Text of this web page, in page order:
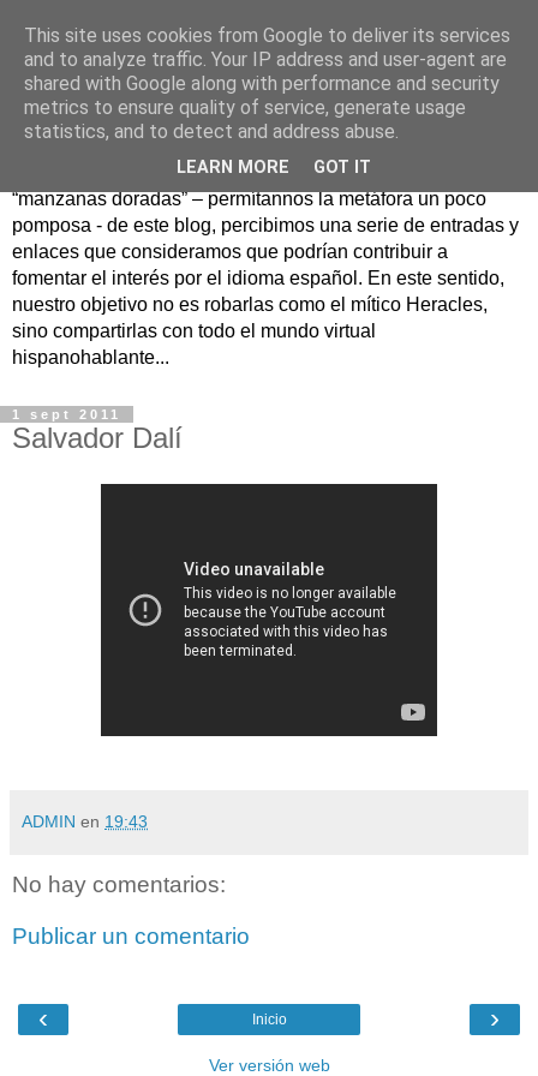
Hesperia
Según la mitología griega, Hesperia era un maravilloso
jardín en un lejano rincón del Occidente donde se
guardaban las famosas manzanas doradas. Como
“manzanas doradas” – permítannos la metáfora un poco
pomposa - de este blog, percibimos una serie de entradas y
enlaces que consideramos que podrían contribuir a
fomentar el interés por el idioma español. En este sentido,
nuestro objetivo no es robarlas como el mítico Heracles,
sino compartirlas con todo el mundo virtual
hispanohablante...
1 sept 2011
Salvador Dalí
ADMIN en 19:43
No hay comentarios:
Publicar un comentario
‹ ›
Inicio
Ver versión web
This site uses cookies from Google to deliver its services
and to analyze traffic. Your IP address and user-agent are
shared with Google along with performance and security
metrics to ensure quality of service, generate usage
statistics, and to detect and address abuse.
LEARN MORE GOT IT